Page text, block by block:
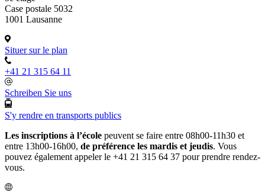
Case postale 5032
1001 Lausanne
Situer sur le plan
+41 21 315 64 11
Schreiben Sie uns
S'y rendre en transports publics
Les inscriptions à l’école peuvent se faire entre 08h00-11h30 et
entre 13h00-16h00, de préférence les mardis et jeudis. Vous
pouvez également appeler le +41 21 315 64 37 pour prendre rendez-
vous.